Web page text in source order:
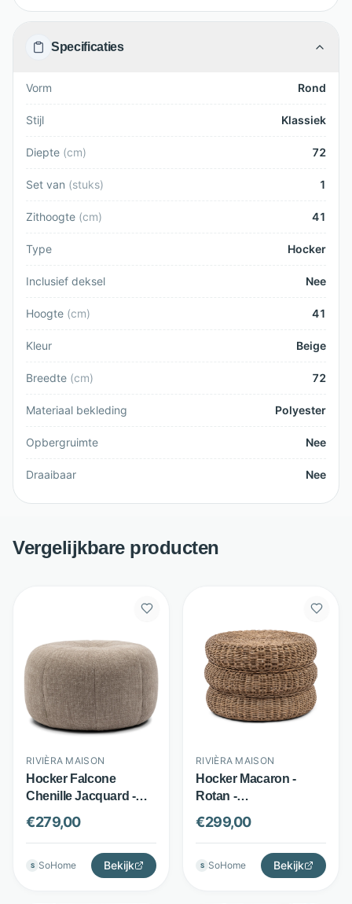
Specificaties
Vorm Rond
Stijl Klassiek
Diepte (cm) 72
Set van (stuks) 1
Zithoogte (cm) 41
Type Hocker
Inclusief deksel Nee
Hoogte (cm) 41
Kleur Beige
Breedte (cm) 72
Materiaal bekleding Polyester
Opbergruimte Nee
Draaibaar Nee
Vergelijkbare producten
RIVIÈRA MAISON
Hocker Falcone
Chenille Jacquard -
Polyester en
rubberhout - Met
ronde knoop en
verticale stiksels -
Bright Taupe - Rivièra
€279,00
S SoHome Bekijk
RIVIÈRA MAISON
Hocker Macaron -
Rotan -
handgevlochten rond
design - Bruin - Rivièra
Maison
€299,00
S SoHome Bekijk